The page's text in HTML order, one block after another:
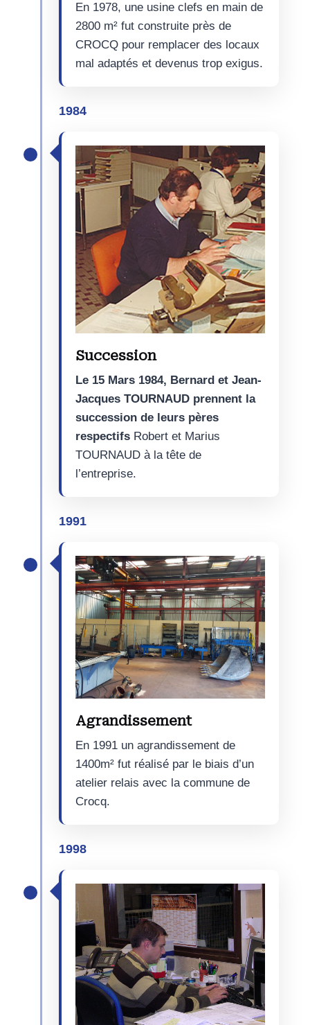
En 1978, une usine clefs en main de
2800 m² fut construite près de
CROCQ pour remplacer des locaux
mal adaptés et devenus trop exigus.
1984
Succession
Le 15 Mars 1984, Bernard et Jean-
Jacques TOURNAUD prennent la
succession de leurs pères
respectifsRobert et Marius
TOURNAUD à la tête de
l’entreprise.
1991
Agrandissement
En 1991 un agrandissement de
1400m² fut réalisé par le biais d’un
atelier relais avec la commune de
Crocq.
1998